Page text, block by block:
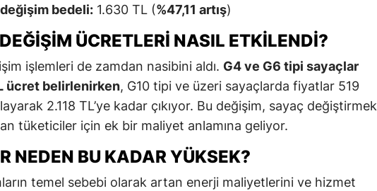
bedeli: 1.630 TL (%47,11 artış)
ÜCRETLERI NASIL ETKILENDI?
işlemleri de zamdan nasibini aldı. G4 ve G6 tipi sayaçlar
ücret belirlenirken, G10 tipi ve üzeri sayaçlarda fiyatlar 519
2.118 TL’ye kadar çıkıyor. Bu değişim, sayaç değiştirmek
tüketiciler için ek bir maliyet anlamına geliyor.
NEDEN BU KADAR YÜKSEK?
temel sebebi olarak artan enerji maliyetlerini ve hizmet